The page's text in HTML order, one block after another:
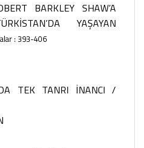
BARKLEY SHAW’A
YAŞAYAN
: 393-406
TEK TANRI İNANCI /